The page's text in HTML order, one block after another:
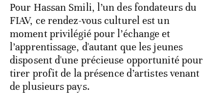
Pour Hassan Smili, l’un des fondateurs du
FIAV, ce rendez-vous culturel est un
moment privilégié pour l’échange et
l’apprentissage, d'autant que les jeunes
disposent d'une précieuse opportunité pour
tirer profit de la présence d’artistes venant
de plusieurs pays.